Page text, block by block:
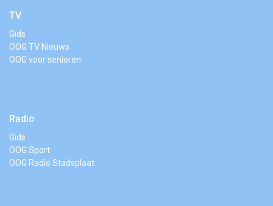
TV
Gids
OOG TV Nieuws
OOG voor senioren
Radio
Gids
OOG Sport
OOG Radio Stadsplaat